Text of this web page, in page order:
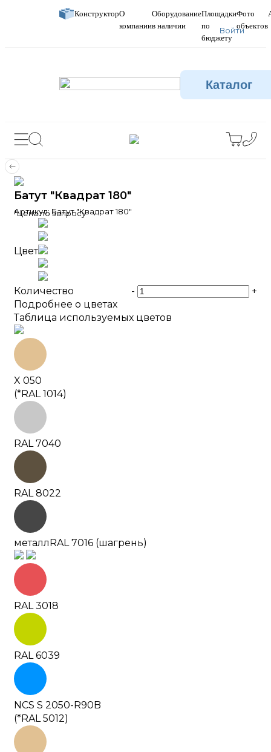
КонструкторО
компании
Оборудование
в наличии
Площадки
по
бюджету
Фото
объектов
Войти
Каталог
Батут "Квадрат 180"
Артикул: Батут "Квадрат 180"
*Цена по запросу
Цвет
Количество -
+
Подробнее о цветах
Таблица используемых цветов
X 050
(*RAL 1014)
RAL 7040
RAL 8022
металлRAL 7016 (шагрень)
RAL 3018
RAL 6039
NCS S 2050-R90B
(*RAL 5012)